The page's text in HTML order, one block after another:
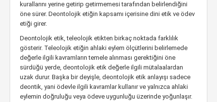
kurallarını yerine getirip getirmemesi tarafından belirlendiğini
öne sürer. Deontolojik etiğin kapsamı içerisine dini etik ve ödev
etiği girer.
Deontolojik etik, teleolojik etikten birkaç noktada farklılık
gösterir. Teleolojik etiğin ahlaki eylem ölçütlerini belirlemede
değerle ilgili kavramların temele alınması gerektiğini öne
sürdüğü yerde, deontolojik etik değerle ilgili mütalaalardan
uzak durur. Başka bir deyişle, deontolojik etik anlayışı sadece
deontik, yani ödevle ilgili kavramlar kullanır ve yalnızca ahlaki
eylemin doğruluğu veya ödeve uygunluğu üzerinde yoğunlaşır.